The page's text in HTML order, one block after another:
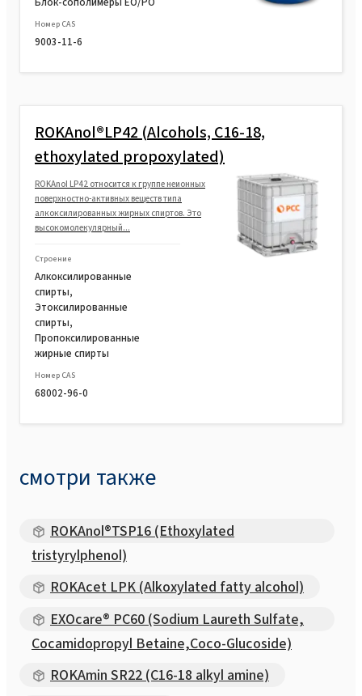
Номер CAS
9003-11-6
ROKAnol®LP42 (Alcohols, C16-18,
ethoxylated propoxylated)
ROKAnol LP42 относится к группе неионных
поверхностно-активных веществ типа
алкоксилированных жирных спиртов. Это
высокомолекулярный...
Строение
Алкоксилированные
спирты,
Этоксилированные
спирты,
Пропоксилированные
жирные спирты
Номер CAS
68002-96-0
смотри также
ROKAnol®TSP16 (Ethoxylated
tristyrylphenol)
ROKAcet LPK (Alkoxylated fatty alcohol)
EXOcare® PC60 (Sodium Laureth Sulfate,
Cocamidopropyl Betaine,Coco-Glucoside)
ROKAmin SR22 (C16-18 alkyl amine)